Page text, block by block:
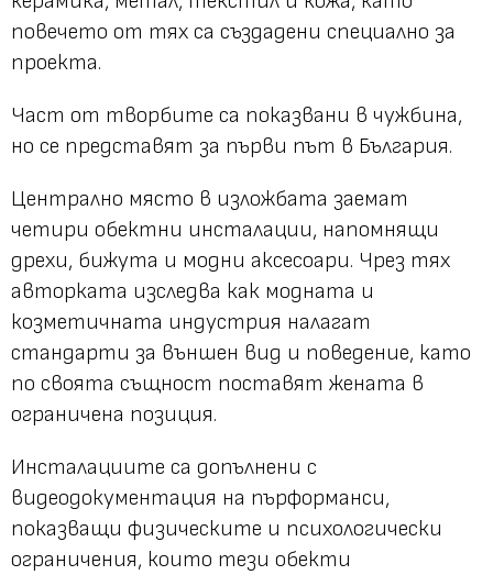
повечето от тях са създадени специално за
проекта.
Част от творбите са показвани в чужбина,
но се представят за първи път в България.
Централно място в изложбата заемат
четири обектни инсталации, напомнящи
дрехи, бижута и модни аксесоари. Чрез тях
авторката изследва как модната и
козметичната индустрия налагат
стандарти за външен вид и поведение, като
по своята същност поставят жената в
ограничена позиция.
Инсталациите са допълнени с
видеодокументация на пърформанси,
показващи физическите и психологически
ограничения, които тези обекти